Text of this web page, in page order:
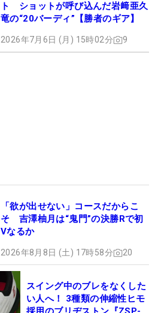
ト ショットが呼び込んだ岩﨑亜久
竜の“20バーディ”【勝者のギア】
2026年7月6日 (月) 15時02分 9
「欲が出せない」コースだからこ
そ 吉澤柚月は“鬼門”の決勝Rで初
Vなるか
2026年8月8日 (土) 17時58分 20
スイング中のブレをなくした
い人へ！ 3種類の伸縮性ヒモ